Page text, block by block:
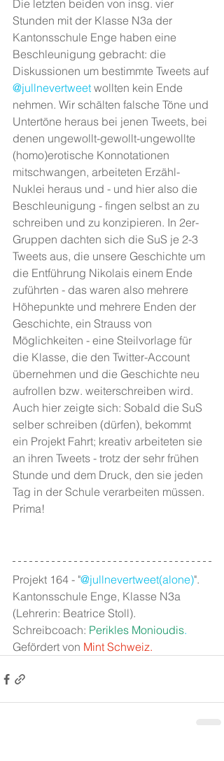
Die letzten beiden von insg. vier
Stunden mit der Klasse N3a der
Kantonsschule Enge haben eine
Beschleunigung gebracht: die
Diskussionen um bestimmte Tweets auf
@jullnevertweet wollten kein Ende
nehmen. Wir schälten falsche Töne und
Untertöne heraus bei jenen Tweets, bei
denen ungewollt-gewollt-ungewollte
(homo)erotische Konnotationen
mitschwangen, arbeiteten Erzähl-
Nuklei heraus und - und hier also die
Beschleunigung - fingen selbst an zu
schreiben und zu konzipieren. In 2er-
Gruppen dachten sich die SuS je 2-3
Tweets aus, die unsere Geschichte um
die Entführung Nikolais einem Ende
zuführten - das waren also mehrere
Höhepunkte und mehrere Enden der
Geschichte, ein Strauss von
Möglichkeiten - eine Steilvorlage für
die Klasse, die den Twitter-Account
übernehmen und die Geschichte neu
aufrollen bzw. weiterschreiben wird.
Auch hier zeigte sich: Sobald die SuS
selber schreiben (dürfen), bekommt
ein Projekt Fahrt; kreativ arbeiteten sie
an ihren Tweets - trotz der sehr frühen
Stunde und dem Druck, den sie jeden
Tag in der Schule verarbeiten müssen.
Prima!
Projekt 164 - "@jullnevertweet(alone)".
Kantonsschule Enge, Klasse N3a
(Lehrerin: Beatrice Stoll).
Schreibcoach: Perikles Monioudis.
Gefördert von Mint Schweiz.